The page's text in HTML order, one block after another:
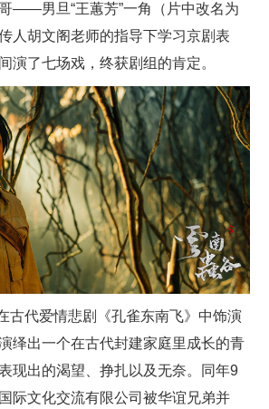
——男旦“王蕙芳”一角（片中改名为
人胡文阁老师的指导下学习京剧表
演了七场戏，终获剧组的肯定。
古代爱情悲剧《孔雀东南飞》中饰演
绎出一个在古代封建家庭里成长的青
现出的渴望、挣扎以及无奈。同年9
际文化交流有限公司被华谊兄弟并